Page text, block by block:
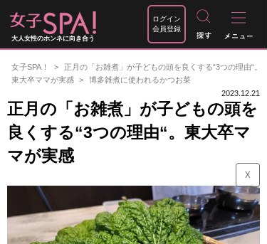
大人女性のホンネに向き合う
ログイン
会員登録
女子SPA！
正月の「お雑煮」が子どもの頭を良くする“3つの理由“。
東大卒ママが実感
博多雑煮に使われるかつお菜
2023.12.21
正月の「お雑煮」が子どもの頭を
良くする“3つの理由“。東大卒マ
マが実感
☓